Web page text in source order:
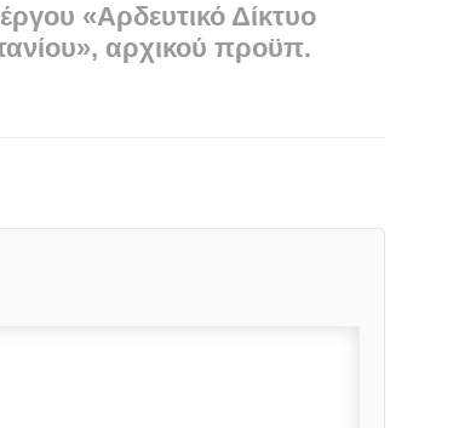
«Αρδευτικό Δίκτυο
αρχικού προϋπ.